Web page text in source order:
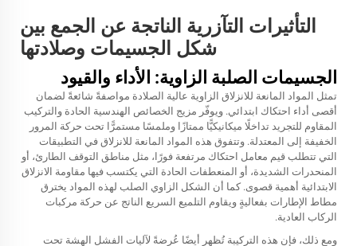
التأثيرات التآزرية الناتجة عن الجمع بين
شكل الجسيمات وصلادتها
الجسيمات الصلبة الزاوية: الأداء والقيود
تمثل المواد المانعة للانزلاق الزاوية عالية الصلادة مواصفةً شائعةً لضمان
أقصى أداء احتكاك ابتدائي. ويوفّر مزيج الخصائص الهندسية الحادة والتركيب
المقاوم للتجريد تداخلًا ميكانيكيًّا ممتازًا وملمسًا مستمرًّا تحت حركة المرور
الخفيفة إلى المعتدلة. وتتفوق هذه المواد المانعة للانزلاق في التطبيقات
التي تتطلب قيم معامل احتكاك مرتفعة فورًا، مثل مناطق التوقف الطارئ، أو
المنحدرات الشديدة، أو المنعطفات الحادة التي يكتسب فيها مقاومة الانزلاق
الابتدائية أهمية قصوى. كما أن الشكل الزاوي الصلب لهذه المواد يخترق
مطاط الإطارات بفعاليةٍ ويقاوم التلميع السريع الناتج عن حركة مركبات
الركاب العادية.
ومع ذلك، فإن هذه التركيبة تُظهر أيضًا عُرضةً لآليات الفشل الهشة تحت